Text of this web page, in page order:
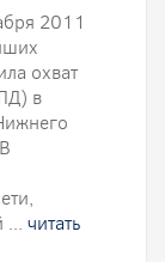
2011
охват
в
... читать